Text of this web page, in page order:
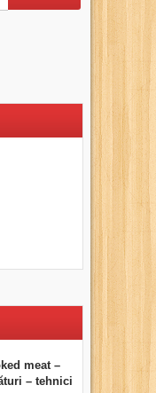
meat –
– tehnici